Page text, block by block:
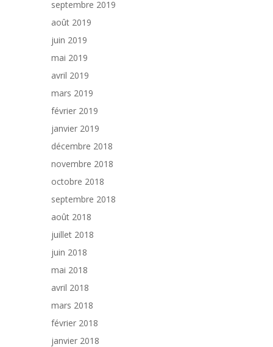
septembre 2019
août 2019
juin 2019
mai 2019
avril 2019
mars 2019
février 2019
janvier 2019
décembre 2018
novembre 2018
octobre 2018
septembre 2018
août 2018
juillet 2018
juin 2018
mai 2018
avril 2018
mars 2018
février 2018
janvier 2018